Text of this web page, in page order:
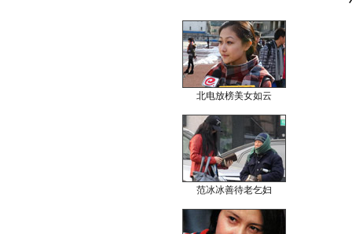
北电放榜美女如云
范冰冰善待老乞妇